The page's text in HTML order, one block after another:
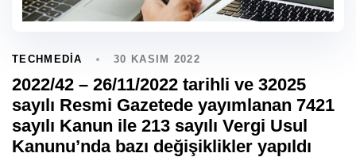
TECHMEDIA 30 KASIM 2022
2022/42 – 26/11/2022 tarihli ve 32025
sayılı Resmi Gazetede yayımlanan 7421
sayılı Kanun ile 213 sayılı Vergi Usul
Kanunu’nda bazı değişiklikler yapıldı